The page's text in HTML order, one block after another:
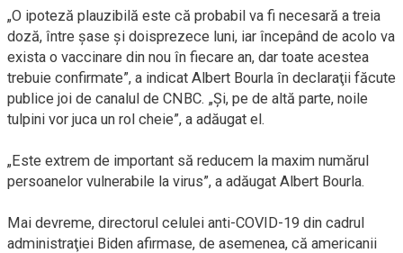
„O ipoteză plauzibilă este că probabil va fi necesară a treia
doză, între şase şi doisprezece luni, iar începând de acolo va
exista o vaccinare din nou în fiecare an, dar toate acestea
trebuie confirmate”, a indicat Albert Bourla în declaraţii făcute
publice joi de canalul de CNBC. „Şi, pe de altă parte, noile
tulpini vor juca un rol cheie”, a adăugat el.
„Este extrem de important să reducem la maxim numărul
persoanelor vulnerabile la virus”, a adăugat Albert Bourla.
Mai devreme, directorul celulei anti-COVID-19 din cadrul
administraţiei Biden afirmase, de asemenea, că americanii